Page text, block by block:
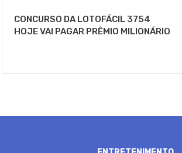
CONCURSO DA LOTOFÁCIL 3754
HOJE VAI PAGAR PRÊMIO MILIONÁRIO